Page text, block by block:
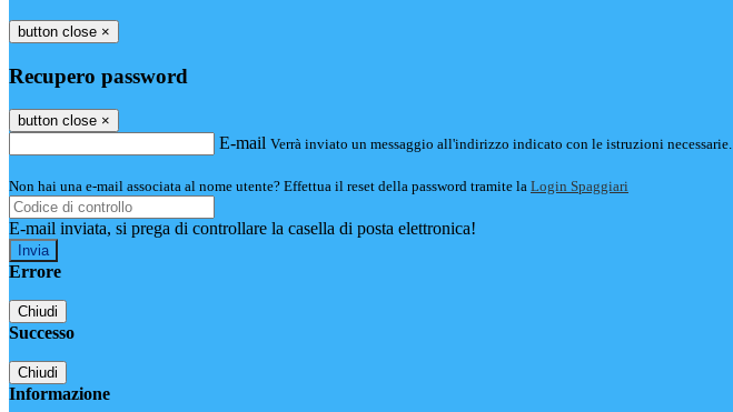
button close ×
Recupero password
button close ×
E-mail Verrà inviato un messaggio all'indirizzo indicato con le istruzioni necessarie.
Non hai una e-mail associata al nome utente? Effettua il reset della password tramite la Login Spaggiari
E-mail inviata, si prega di controllare la casella di posta elettronica!
Errore
Chiudi
Successo
Chiudi
Informazione